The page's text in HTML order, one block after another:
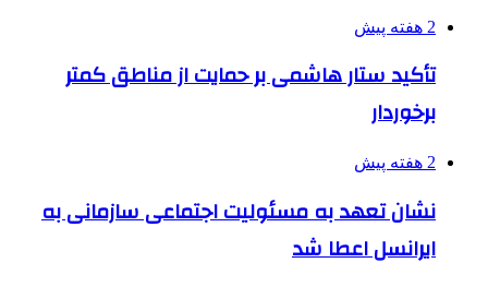
2 هفته پیش
تأکید ستار هاشمی بر حمایت از مناطق کمتر
برخوردار
2 هفته پیش
نشان تعهد به مسئولیت اجتماعی سازمانی به
ایرانسل اعطا شد